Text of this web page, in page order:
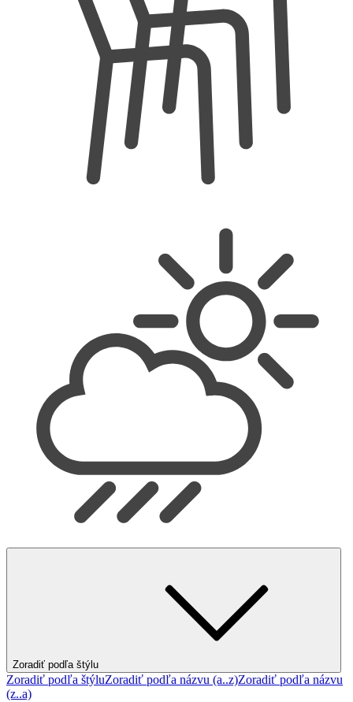
Zoradiť podľa štýlu
Zoradiť podľa štýluZoradiť podľa názvu (a..z)Zoradiť podľa názvu
(z..a)